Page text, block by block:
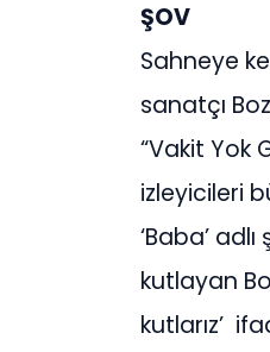
ŞOV
Sahneye
sanatçı
“Vakit Yok
izleyicileri
‘Baba’
kutlayan
kutlarız’